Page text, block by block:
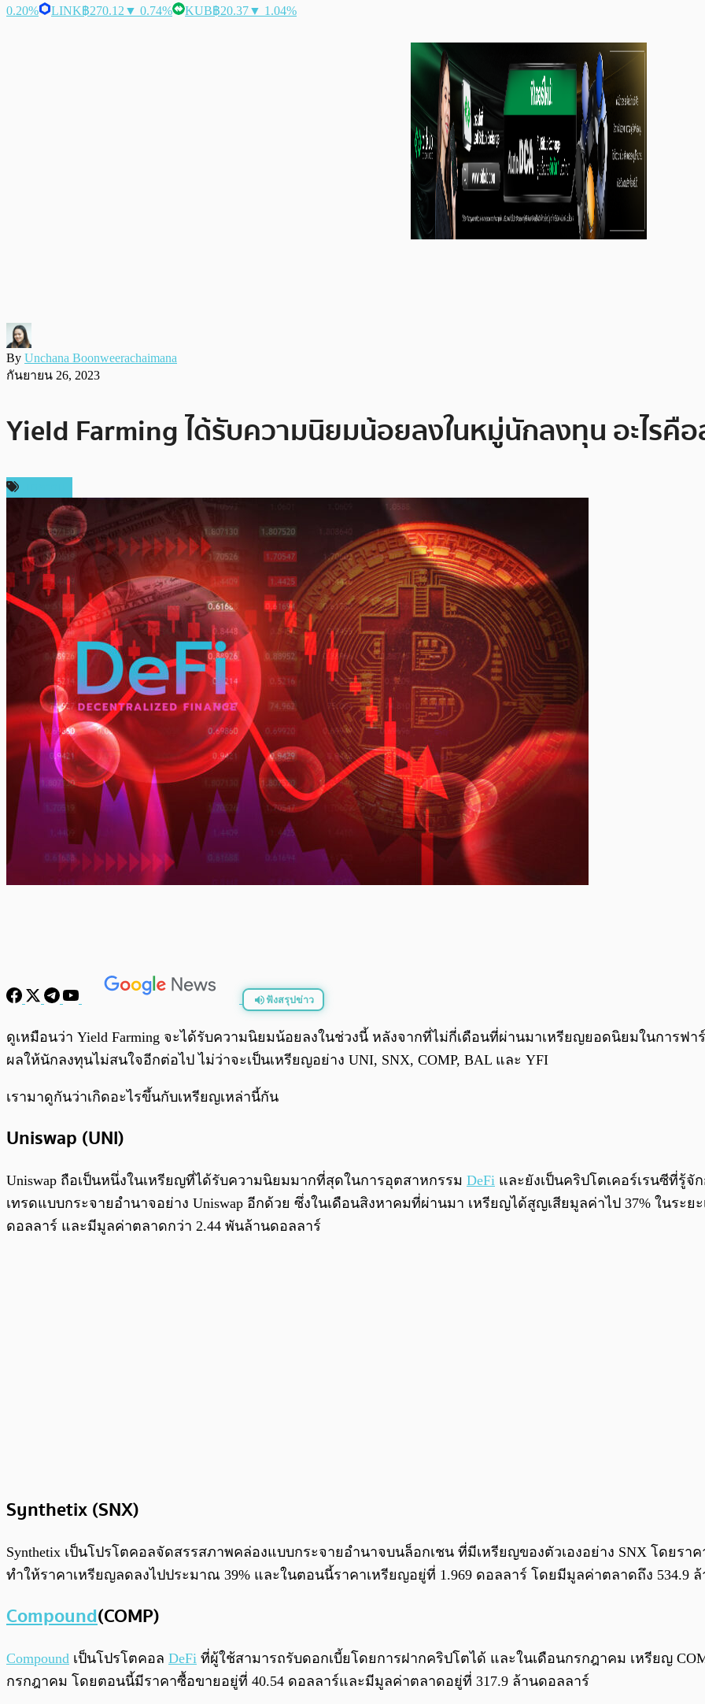
0.20%
LINK฿270.12 ▼ 0.74% KUB฿20.37▼ 1.04%
By Unchana Boonweerachaimana
กันยายน 26, 2023
Yield Farming ได้รับความนิยมน้อยลงในหมู่นักลงทุน อะไรคือ
ฟังสรุปข่าว
พร้อมเล่น
ดูเหมือนว่า Yield Farming จะได้รับความนิยมน้อยลงในช่วงนี้ หลังจากที่ไม่กี่เดือนที่ผ่านมาเหรียญยอดนิยมในการ
ผลให้นักลงทุนไม่สนใจอีกต่อไป ไม่ว่าจะเป็นเหรียญอย่าง UNI, SNX, COMP, BAL และ YFI
เรามาดูกันว่าเกิดอะไรขึ้นกับเหรียญเหล่านี้กัน
Uniswap (UNI)
Uniswap ถือเป็นหนึ่งในเหรียญที่ได้รับความนิยมมากที่สุดในการอุตสาหกรรม DeFi และยังเป็นคริปโตเคอร์เรนซีที่รู้
เทรดแบบกระจายอำนาจอย่าง Uniswap อีกด้วย ซึ่งในเดือนสิงหาคมที่ผ่านมา เหรียญได้สูญเสียมูลค่าไป 37% ในระ
ดอลลาร์ และมีมูลค่าตลาดกว่า 2.44 พันล้านดอลลาร์
Synthetix (SNX)
Synthetix เป็นโปรโตคอลจัดสรรสภาพคล่องแบบกระจายอำนาจบนล็อกเชน ที่มีเหรียญของตัวเองอย่าง SNX โดยร
ทำให้ราคาเหรียญลดลงไปประมาณ 39% และในตอนนี้ราคาเหรียญอยู่ที่ 1.969 ดอลลาร์ โดยมีมูลค่าตลาดถึง 534.9
Compound(COMP)
Compound เป็นโปรโตคอล DeFi ที่ผู้ใช้สามารถรับดอกเบี้ยโดยการฝากคริปโตได้ และในเดือนกรกฎาคม เหรียญ
กรกฎาคม โดยตอนนี้มีราคาซื้อขายอยู่ที่ 40.54 ดอลลาร์และมีมูลค่าตลาดอยู่ที่ 317.9 ล้านดอลลาร์